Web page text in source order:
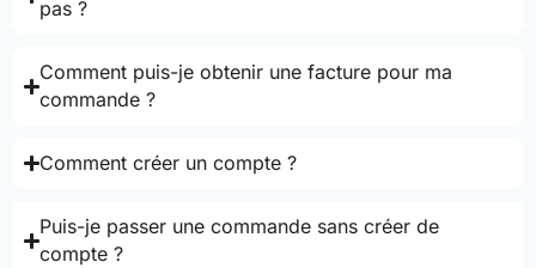
pas ?
Comment puis-je obtenir une facture pour ma
commande ?
Comment créer un compte ?
Puis-je passer une commande sans créer de
compte ?